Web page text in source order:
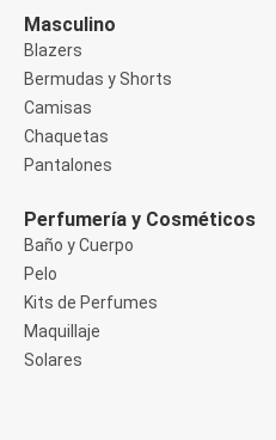
Pantalones
Algodón
Casual
Clochard
Deportivo
Jean
Jogger
Pantacourt
Pantalona
Social
Chaquetas
Blazers
Chaquetas
Chaquetas de punto
Saco liviano
Masculino
Blazers
Bermudas y Shorts
Camisas
Chaquetas
Pantalones
Perfumería y Cosméticos
Baño y Cuerpo
Pelo
Kits de Perfumes
Maquillaje
Solares